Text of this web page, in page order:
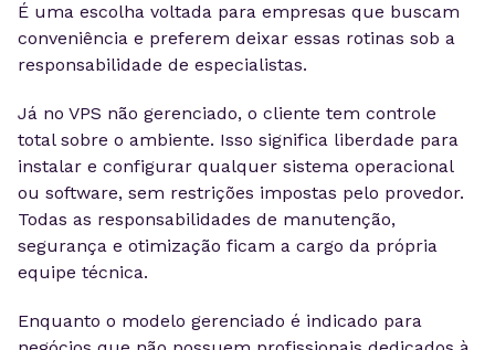
É uma escolha voltada para empresas que buscam
conveniência e preferem deixar essas rotinas sob a
responsabilidade de especialistas.
Já no VPS não gerenciado, o cliente tem controle
total sobre o ambiente. Isso significa liberdade para
instalar e configurar qualquer sistema operacional
ou software, sem restrições impostas pelo provedor.
Todas as responsabilidades de manutenção,
segurança e otimização ficam a cargo da própria
equipe técnica.
Enquanto o modelo gerenciado é indicado para